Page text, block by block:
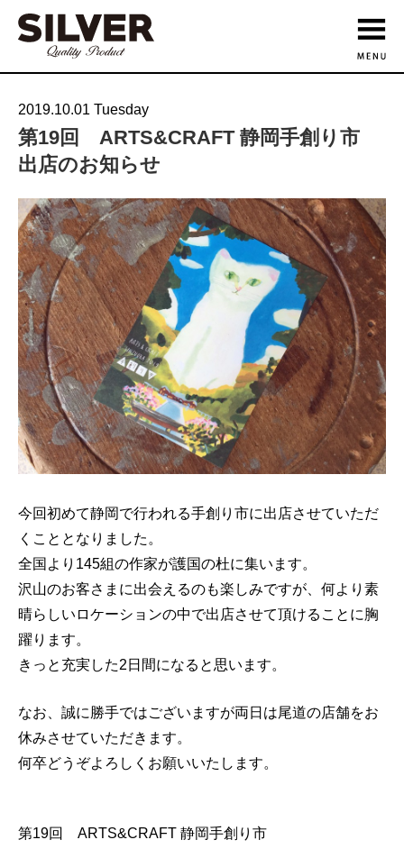
2019.10.01 Tuesday
第19回 ARTS&CRAFT 静岡手創り市
出店のお知らせ
今回初めて静岡で行われる手創り市に出店させていただ
くこととなりました。
全国より145組の作家が護国の杜に集います。
沢山のお客さまに出会えるのも楽しみですが、何より素
晴らしいロケーションの中で出店させて頂けることに胸
躍ります。
きっと充実した2日間になると思います。
なお、誠に勝手ではございますが両日は尾道の店舗をお
休みさせていただきます。
何卒どうぞよろしくお願いいたします。
第19回 ARTS&CRAFT 静岡手創り市